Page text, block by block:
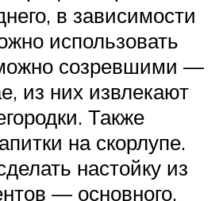
в зависимости
использовать
созревшими —
из них извлекают
Также
на скорлупе.
настойку из
— основного,